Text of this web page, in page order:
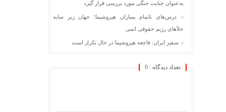
به‌عنوان جنایت جنگی مورد بررسی قرار گیرد
درس‌های ناتمام بمباران هیروشیما؛ جهان زیر سایه
خلأ‌های رژیم حقوقی اتمی
سفیر ایران: فاجعه هیروشیما در حال تکرار است
تعداد دیدگاه : 0